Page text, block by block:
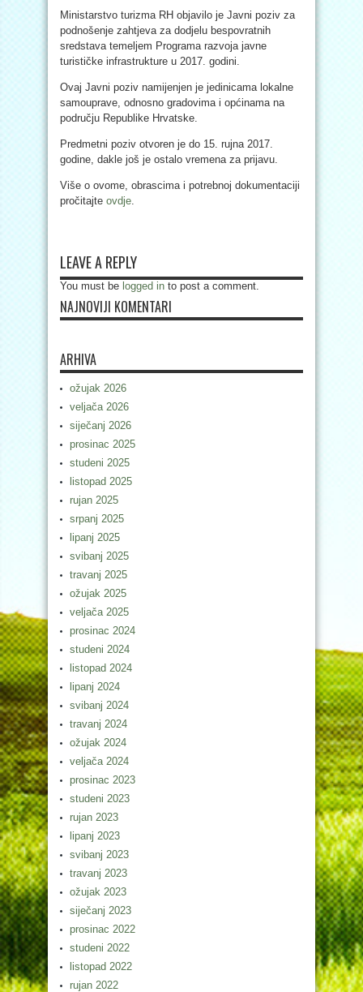
Ministarstvo turizma RH objavilo je Javni poziv za
podnošenje zahtjeva za dodjelu bespovratnih
sredstava temeljem Programa razvoja javne
turističke infrastrukture u 2017. godini.
Ovaj Javni poziv namijenjen je jedinicama lokalne
samouprave, odnosno gradovima i općinama na
području Republike Hrvatske.
Predmetni poziv otvoren je do 15. rujna 2017.
godine, dakle još je ostalo vremena za prijavu.
Više o ovome, obrascima i potrebnoj dokumentaciji
pročitajte ovdje.
LEAVE A REPLY
You must be logged in to post a comment.
NAJNOVIJI KOMENTARI
ARHIVA
ožujak 2026
veljača 2026
siječanj 2026
prosinac 2025
studeni 2025
listopad 2025
rujan 2025
srpanj 2025
lipanj 2025
svibanj 2025
travanj 2025
ožujak 2025
veljača 2025
prosinac 2024
studeni 2024
listopad 2024
lipanj 2024
svibanj 2024
travanj 2024
ožujak 2024
veljača 2024
prosinac 2023
studeni 2023
rujan 2023
lipanj 2023
svibanj 2023
travanj 2023
ožujak 2023
siječanj 2023
prosinac 2022
studeni 2022
listopad 2022
rujan 2022